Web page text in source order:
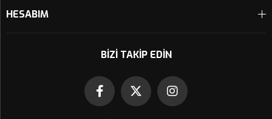
HESABIM
BIZI TAKIP EDIN